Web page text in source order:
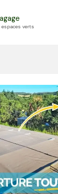
verts